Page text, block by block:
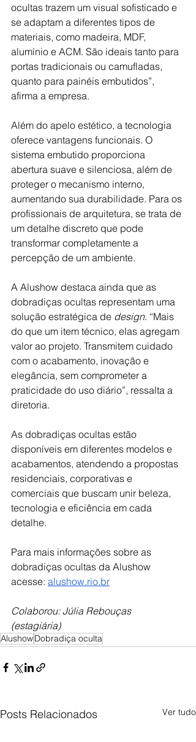
ocultas trazem um visual sofisticado e
se adaptam a diferentes tipos de
materiais, como madeira, MDF,
alumínio e ACM. São ideais tanto para
portas tradicionais ou camufladas,
quanto para painéis embutidos”,
afirma a empresa.
Além do apelo estético, a tecnologia
oferece vantagens funcionais. O
sistema embutido proporciona
abertura suave e silenciosa, além de
proteger o mecanismo interno,
aumentando sua durabilidade. Para os
profissionais de arquitetura, se trata de
um detalhe discreto que pode
transformar completamente a
percepção de um ambiente.
A Alushow destaca ainda que as
dobradiças ocultas representam uma
solução estratégica de design. “Mais
do que um item técnico, elas agregam
valor ao projeto. Transmitem cuidado
com o acabamento, inovação e
elegância, sem comprometer a
praticidade do uso diário”, ressalta a
diretoria.
As dobradiças ocultas estão
disponíveis em diferentes modelos e
acabamentos, atendendo a propostas
residenciais, corporativas e
comerciais que buscam unir beleza,
tecnologia e eficiência em cada
detalhe.
Para mais informações sobre as
dobradiças ocultas da Alushow
acesse: alushow.rio.br
Colaborou: Júlia Rebouças
(estagiária)
AlushowDobradiça oculta
Posts Relacionados Ver tudo